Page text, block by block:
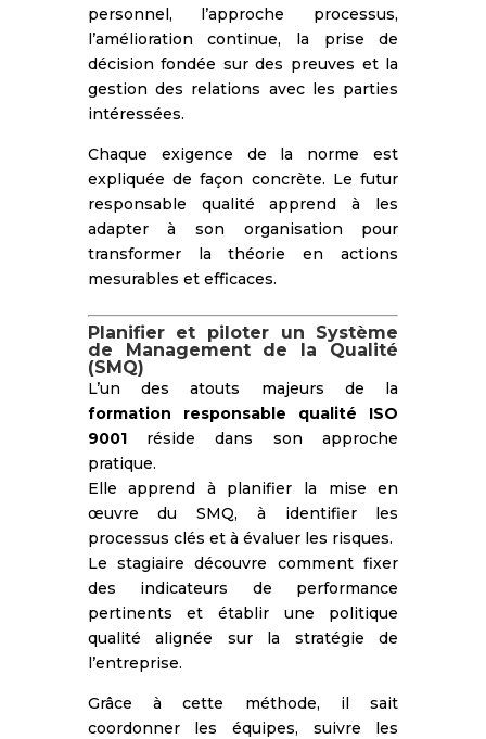
personnel, l’approche processus,
l’amélioration continue, la prise de
décision fondée sur des preuves et la
gestion des relations avec les parties
intéressées.
Chaque exigence de la norme est
expliquée de façon concrète. Le futur
responsable qualité apprend à les
adapter à son organisation pour
transformer la théorie en actions
mesurables et efficaces.
Planifier et piloter un Système
de Management de la Qualité
(SMQ)
L’un des atouts majeurs de la
formation responsable qualité ISO
9001réside dans son approche
pratique.
Elle apprend à planifier la mise en
œuvre du SMQ, à identifier les
processus clés et à évaluer les risques.
Le stagiaire découvre comment fixer
des indicateurs de performance
pertinents et établir une politique
qualité alignée sur la stratégie de
l’entreprise.
Grâce à cette méthode, il sait
coordonner les équipes, suivre les